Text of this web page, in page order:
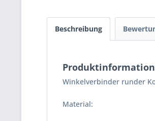
Beschreibung
Winkelverbinder runder
Material: